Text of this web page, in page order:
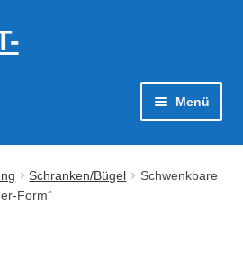
Menü
Schranken/Bügel
Schwenkbare
Form“